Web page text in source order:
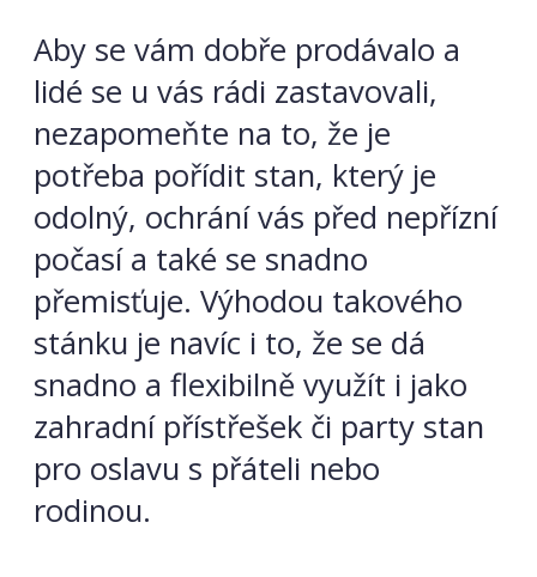
Aby se vám dobře prodávalo a
lidé se u vás rádi zastavovali,
nezapomeňte na to, že je
potřeba pořídit stan, který je
odolný, ochrání vás před nepřízní
počasí a také se snadno
přemisťuje. Výhodou takového
stánku je navíc i to, že se dá
snadno a flexibilně využít i jako
zahradní přístřešek či party stan
pro oslavu s přáteli nebo
rodinou.